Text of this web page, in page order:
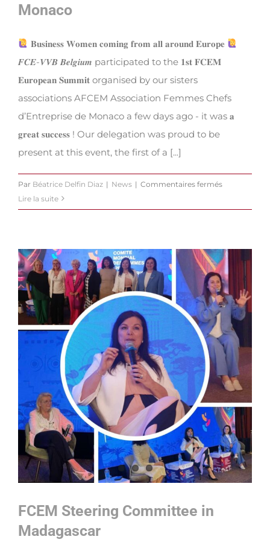
Monaco
𝐁𝐮𝐬𝐢𝐧𝐞𝐬𝐬 𝐖𝐨𝐦𝐞𝐧 𝐜𝐨𝐦𝐢𝐧𝐠 𝐟𝐫𝐨𝐦 𝐚𝐥𝐥 𝐚𝐫𝐨𝐮𝐧𝐝 𝐄𝐮𝐫𝐨𝐩𝐞
𝑭𝑪𝑬-𝑽𝑽𝑩 𝑩𝒆𝒍𝒈𝒊𝒖𝒎 participated to the 𝟏𝐬𝐭 𝐅𝐂𝐄𝐌
𝐄𝐮𝐫𝐨𝐩𝐞𝐚𝐧 𝐒𝐮𝐦𝐦𝐢𝐭 organised by our sisters
associations AFCEM Association Femmes Chefs
d’Entreprise de Monaco a few days ago - it was 𝐚
𝐠𝐫𝐞𝐚𝐭 𝐬𝐮𝐜𝐜𝐞𝐬𝐬 ! Our delegation was proud to be
present at this event, the first of a [...]
Par Béatrice Delfin Diaz | News | Commentaires ferméssur
FCEM
in
Lire la suite
FCEM Steering Committee in
Madagascar